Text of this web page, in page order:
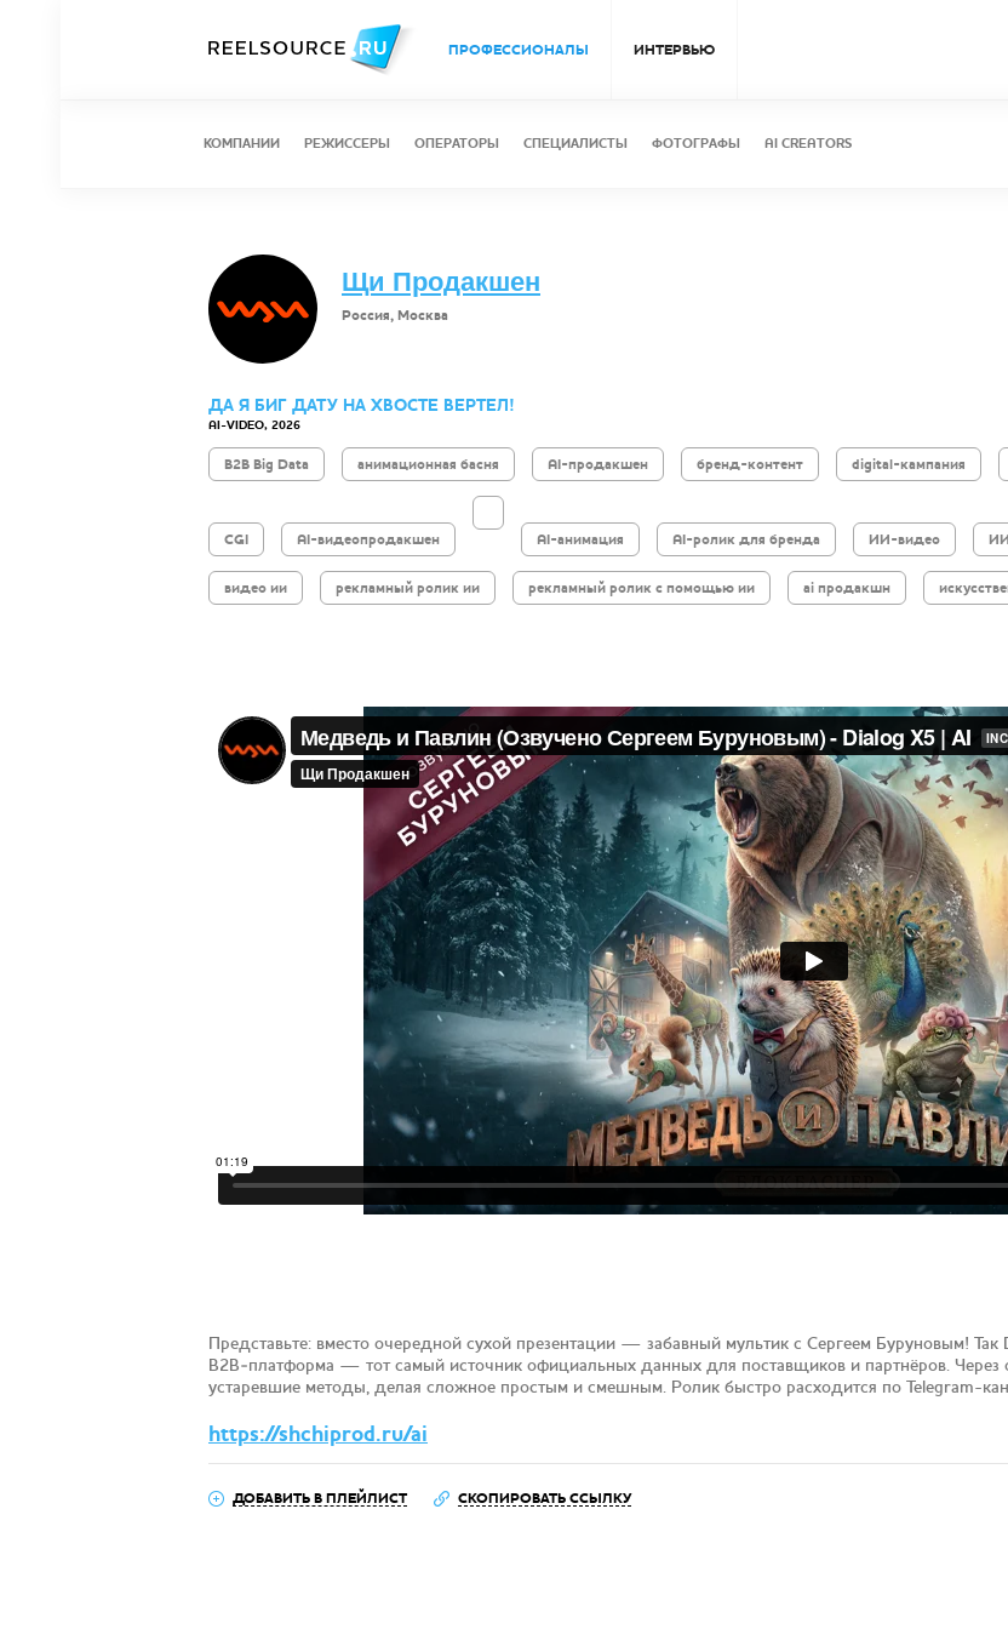
ПРОФЕССИОНАЛЫ ИНТЕРВЬЮ
КОМПАНИИ РЕЖИССЕРЫ ОПЕРАТОРЫ СПЕЦИАЛИСТЫ ФОТОГРАФЫ AI CREATORS
Щи Продакшен
Россия, Москва
ДА Я БИГ ДАТУ НА ХВОСТЕ ВЕРТЕЛ!
AI-VIDEO, 2026
B2B Big Data анимационная басня AI-продакшен бренд-контент digital-кампания
CGI AI-видеопродакшен AI-анимация AI-ролик для бренда ИИ-видео
видео ии рекламный ролик ии рекламный ролик с помощью ии ai продакшн
Представьте: вместо очередной сухой презентации — забавный мультик с Сергеем Буруновым! Так
B2B‑платформа — тот самый источник официальных данных для поставщиков и партнёров.
устаревшие методы, делая сложное простым и смешным. Ролик быстро расходится по Telegram-
https://shchiprod.ru/ai
ДОБАВИТЬ В ПЛЕЙЛИСТ СКОПИРОВАТЬ ССЫЛКУ